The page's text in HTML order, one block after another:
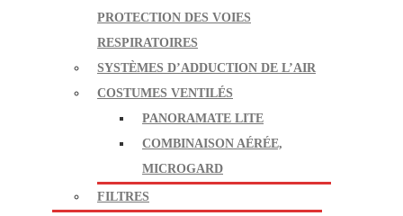
PROTECTION DES VOIES
RESPIRATOIRES
SYSTÈMES D’ADDUCTION DE L’AIR
COSTUMES VENTILÉS
PANORAMATE LITE
COMBINAISON AÉRÉE,
MICROGARD
FILTRES